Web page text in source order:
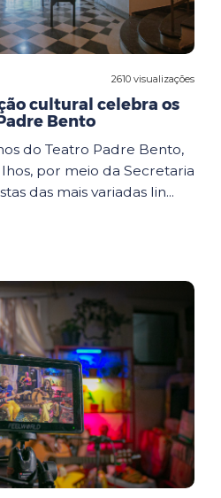
2610 visualizações
cultural celebra os
Bento
do Teatro Padre Bento,
por meio da Secretaria
das mais variadas lin...